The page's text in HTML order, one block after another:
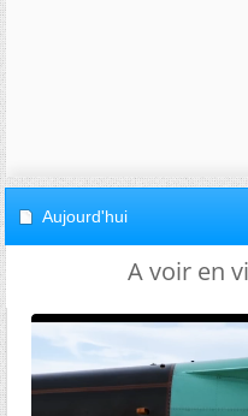
Aujourd'hui
A voir en